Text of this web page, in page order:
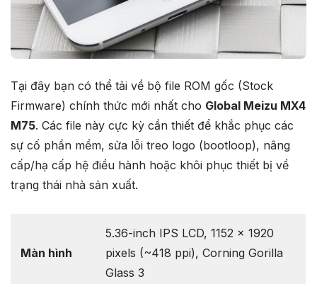
Tại đây bạn có thể tải về bộ file ROM gốc (Stock
Firmware) chính thức mới nhất cho Global Meizu MX4
M75. Các file này cực kỳ cần thiết để khắc phục các
sự cố phần mềm, sửa lỗi treo logo (bootloop), nâng
cấp/hạ cấp hệ điều hành hoặc khôi phục thiết bị về
trạng thái nhà sản xuất.
Màn hình
5.36-inch IPS LCD, 1152 x 1920
pixels (~418 ppi), Corning Gorilla
Glass 3